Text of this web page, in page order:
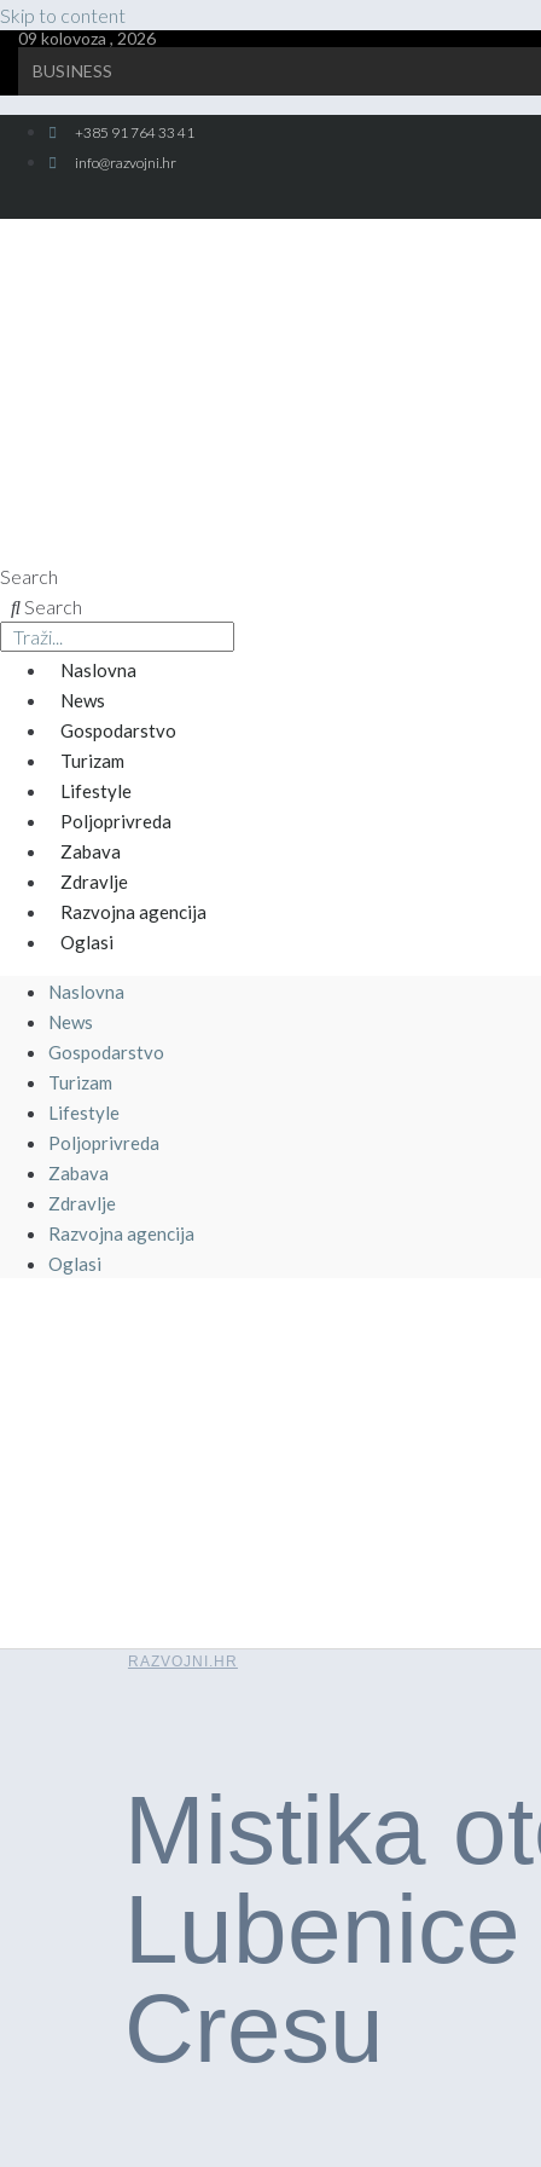
Skip to content
09 kolovoza , 2026
BUSINESS
+385 91 764 33 41
info@razvojni.hr
Search
Search
Naslovna
News
Gospodarstvo
Turizam
Lifestyle
Poljoprivreda
Zabava
Zdravlje
Razvojna agencija
Oglasi
Naslovna
News
Gospodarstvo
Turizam
Lifestyle
Poljoprivreda
Zabava
Zdravlje
Razvojna agencija
Oglasi
RAZVOJNI.HR
Mistika
Cresu